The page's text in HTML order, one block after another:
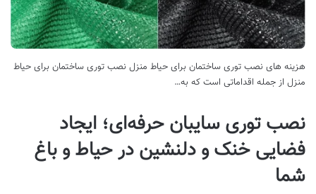
هزینه های نصب توری ساختمان برای حیاط منزل نصب توری ساختمان برای حیاط
منزل از جمله اقداماتی است که به…
نصب توری سایبان حرفه‌ای؛ ایجاد
فضایی خنک و دلنشین در حیاط و باغ
شما